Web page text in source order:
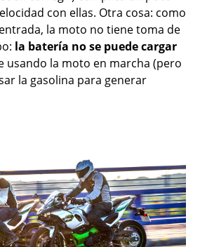
con ellas. Otra cosa: como
la moto no tiene toma de
la batería no se puede cargar
usando la moto en marcha (pero
la gasolina para generar